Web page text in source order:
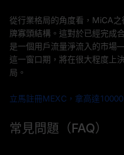
從行業格局的角度看，MiCA
牌寡頭結構。這對於已經完成
是一個用戶流量淨流入的市
這一窗口期，將在很大程度上
局。
立馬註冊MEXC，拿高達10000
常見問題（FAQ）